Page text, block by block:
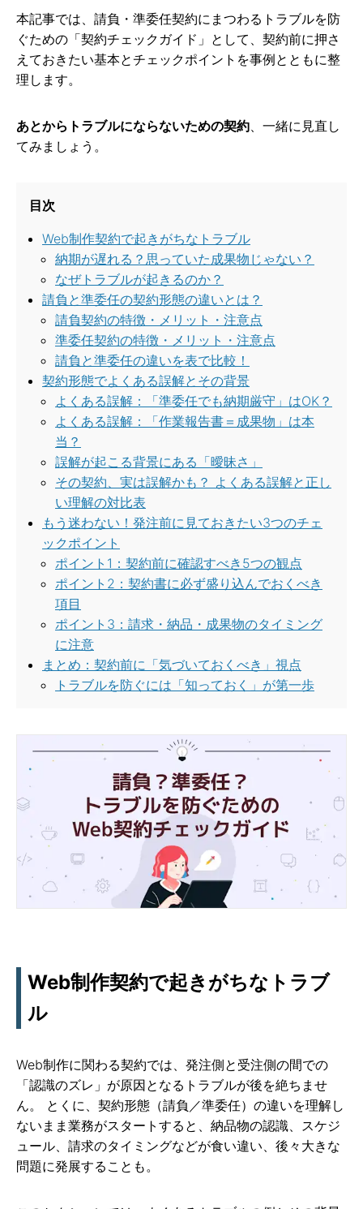
本記事では、請負・準委任契約にまつわるトラブルを防
ぐための「契約チェックガイド」として、契約前に押さ
えておきたい基本とチェックポイントを事例とともに整
理します。
あとからトラブルにならないための契約 、一緒に見直し
てみましょう。
目次
Web制作契約で起きがちなトラブル
納期が遅れる？思っていた成果物じゃない？
なぜトラブルが起きるのか？
請負と準委任の契約形態の違いとは？
請負契約の特徴・メリット・注意点
準委任契約の特徴・メリット・注意点
請負と準委任の違いを表で比較！
契約形態でよくある誤解とその背景
よくある誤解：「準委任でも納期厳守」はOK？
よくある誤解：「作業報告書＝成果物」は本
当？
誤解が起こる背景にある「曖昧さ」
その契約、実は誤解かも？ よくある誤解と正し
い理解の対比表
もう迷わない！発注前に見ておきたい3つのチェ
ックポイント
ポイント1：契約前に確認すべき5つの観点
ポイント2：契約書に必ず盛り込んでおくべき
項目
ポイント3：請求・納品・成果物のタイミング
に注意
まとめ：契約前に「気づいておくべき」視点
トラブルを防ぐには「知っておく」が第一歩
Web制作契約で起きがちなトラブ
ル
Web制作に関わる契約では、発注側と受注側の間での
「認識のズレ」が原因となるトラブルが後を絶ちませ
ん。 とくに、契約形態（請負／準委任）の違いを理解し
ないまま業務がスタートすると、納品物の認識、スケジ
ュール、請求のタイミングなどが食い違い、後々大きな
問題に発展することも。